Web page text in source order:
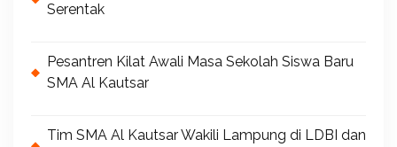
Serentak
Pesantren Kilat Awali Masa Sekolah Siswa Baru
SMA Al Kautsar
Tim SMA Al Kautsar Wakili Lampung di LDBI dan